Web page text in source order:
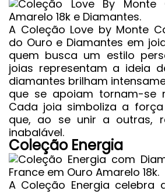
A Coleção Love by Monte
do Ouro e Diamantes em
quem busca um estilo
joias representam a ideia
diamantes brilham
que se apoiam tornam-se
Cada joia simboliza a
que, ao se unir a outras,
inabalável.
Coleção Energia
A Coleção Energia celebra